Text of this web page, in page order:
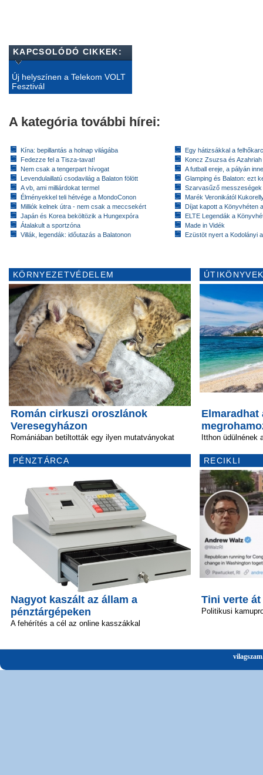
KAPCSOLÓDÓ CIKKEK:
Új helyszínen a Telekom VOLT
Fesztivál
A kategória további hírei:
Kína: bepillantás a holnap világába
Fedezze fel a Tisza-tavat!
Nem csak a tengerpart hívogat
Levendulaillatú csodavilág a Balaton fölött
A vb, ami milliárdokat termel
Élményekkel teli hétvége a MondoConon
Milliók kelnek útra - nem csak a meccsekért
Japán és Korea beköltözik a Hungexpóra
Átalakult a sportzóna
Villák, legendák: időutazás a Balatonon
Egy hátizsákkal a
Koncz Zsuzsa és
A futball ereje, a pályán
Glamping és Balaton: ezt
Szarvasűző messzeségek
Marék Veronikától
Díjat kapott a Könyvhéten
ELTE Legendák a
Made in Vidék
Ezüstöt nyert a Kodolányi
KÖRNYEZETVÉDELEM
Román cirkuszi oroszlánok
Veresegyházon
Romániában betiltották egy ilyen mutatványokat
PÉNZTÁRCA
Nagyot kaszált az állam a
pénztárgépeken
A fehérítés a cél az online kasszákkal
Elmaradhat
Itthon üdülnének
RECIKLI
Tini verte
Politikusi